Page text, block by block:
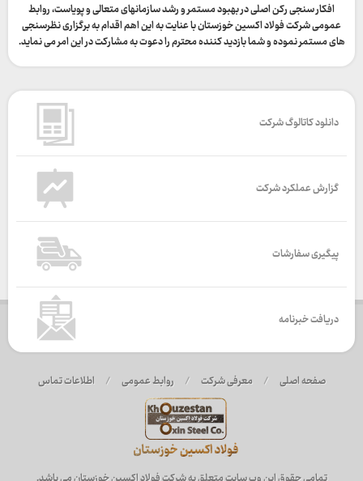
افکار سنجی رکن اصلی در بهبود مستمر و رشد سازمانهای متعالی و پویاست، روابط
عمومی شرکت فولاد اکسین خوزستان با عنایت به این اهم اقدام به برگزاری نظرسنجی
های مستمر نموده و شما بازدید کننده محترم را دعوت به مشارکت در این امر می نماید.
دانلود کاتالوگ شرکت
گزارش عملکرد شرکت
پیگیری سفارشات
دریافت خبرنامه
صفحه اصلی / معرفی شرکت / روابط عمومی / اطلاعات تماس